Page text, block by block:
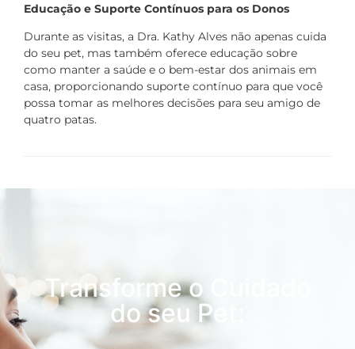
Educação e Suporte Contínuos para os Donos
Durante as visitas, a Dra. Kathy Alves não apenas cuida
do seu pet, mas também oferece educação sobre
como manter a saúde e o bem-estar dos animais em
casa, proporcionando suporte contínuo para que você
possa tomar as melhores decisões para seu amigo de
quatro patas.
Transforme o Cuidado
do seu Pet: